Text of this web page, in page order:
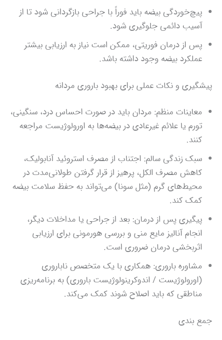
پیچ‌خوردگی بیضه باید فوراً با جراحی بازگردانی شود تا از
آسیب دائمی جلوگیری شود.
پس از درمان فوریتی، ممکن است نیاز به ارزیابی بیشتر
عملکرد بیضه وجود داشته باشد.
پیشگیری و نکات عملی برای بهبود باروری مردانه
معاینات منظم: مردان باید در صورت احساس درد، سنگینی،
تورم یا علائم غیرعادی در بیضه‌ها به اورولوژیست مراجعه
کنند.
سبک زندگی سالم: اجتناب از مصرف استروئید آنابولیک،
کاهش مصرف الکل، پرهیز از قرار گرفتن طولانی‌مدت در
محیط‌های گرم (مثل سونا) می‌تواند به حفظ سلامت بیضه
کمک کند.
پیگیری پس از درمان: بعد از جراحی یا مداخلات دیگر،
انجام آنالیز مایع منی و بررسی هورمونی برای ارزیابی
اثربخشی درمان ضروری است.
مشاوره باروری: همکاری با یک متخصص ناباروری
(اورولوژیست / اندوکرینولوژیست باروری) به برنامه‌ریزی
مناطقی که باید اصلاح شوند کمک می‌کند.
جمع‌ بندی